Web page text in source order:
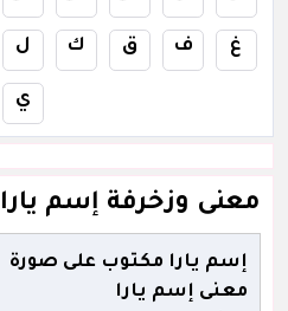
غ ف ق ك ل
ي
معنى وزخرفة إسم يارا
إسم يارا مكتوب على صورة
معنى إسم يارا